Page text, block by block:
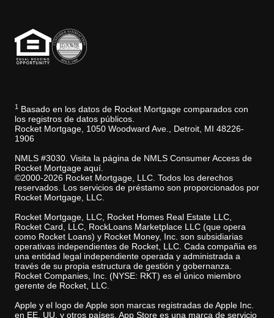
1
Basado en los datos de Rocket Mortgage comparados con
los registros de datos públicos.
Rocket Mortgage, 1050 Woodward Ave., Detroit, MI 48226-
1906
NMLS #3030. Visita la página de NMLS Consumer Access de
Rocket Mortgage aquí.
©2000-2026 Rocket Mortgage, LLC. Todos los derechos
reservados. Los servicios de préstamo son proporcionados por
Rocket Mortgage, LLC.
Rocket Mortgage, LLC, Rocket Homes Real Estate LLC,
Rocket Card, LLC, RockLoans Marketplace LLC (que opera
como Rocket Loans) y Rocket Money, Inc. son subsidiarias
operativas independientes de Rocket, LLC. Cada compañia es
una entidad legal independiente operada y administrada a
través de su propia estructura de gestión y gobernanza.
Rocket Companies, Inc. (NYSE: RKT) es el único miembro
gerente de Rocket, LLC.
Apple y el logo de Apple son marcas registradas de Apple Inc.
en EE. UU. y otros países. App Store es una marca de servicio